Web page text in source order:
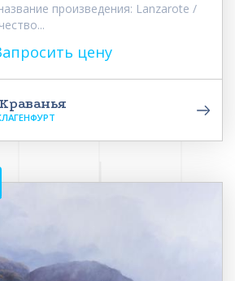
произведения: Lanzarote /
цену